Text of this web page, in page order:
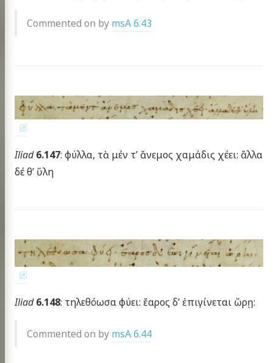
Commented on by msA 6.43
Iliad 6.147: φύλλα, τὰ μέν τ’ ἄνεμος χαμάδις χέει: ἄλλα
δέ θ’ ὕλη
Iliad 6.148: τηλεθόωσα φύει: ἔαρος δ’ ἐπιγίνεται ὥρῃ:
Commented on by msA 6.44